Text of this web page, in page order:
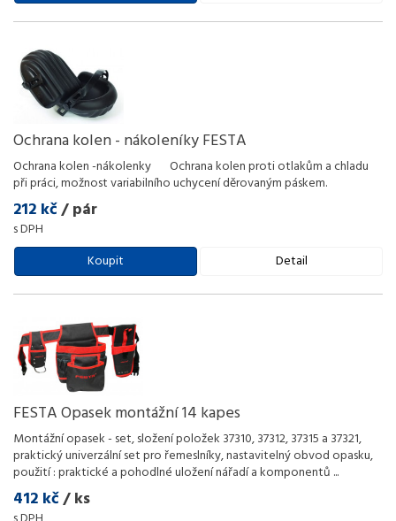
Ochrana kolen - nákoleníky FESTA
Ochrana kolen -nákolenky Ochrana kolen proti otlakům a chladu
při práci, možnost variabilního uchycení děrovaným páskem.
212 kč/ pár
s DPH
Koupit
Detail
FESTA Opasek montážní 14 kapes
Montážní opasek - set, složení položek 37310, 37312, 37315 a 37321,
praktický univerzální set pro řemeslníky, nastavitelný obvod opasku,
použití : praktické a pohodlné uložení nářadí a komponentů ...
412 kč/ ks